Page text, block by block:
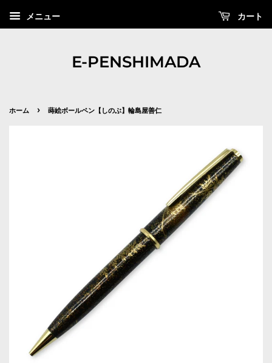
メニュー カート
E-PENSHIMADA
ホーム › 蒔絵ボールペン【しのぶ】輪島屋善仁